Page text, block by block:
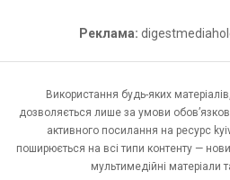
Реклама:
Використання будь-яких
дозволяється лише за умови
активного посилання на ресурс
поширюється на всі типи контенту —
мультимедійні матеріали